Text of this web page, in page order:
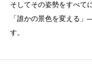
そしてその姿勢をすべて
「誰かの景色を変える
す。